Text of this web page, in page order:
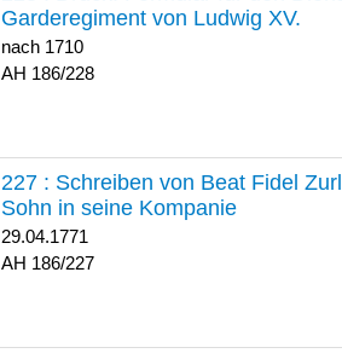
Garderegiment von Ludwig XV.
nach 1710
186/228
227 : Schreiben von Beat Fidel
Sohn in seine Kompanie
29.04.1771
186/227